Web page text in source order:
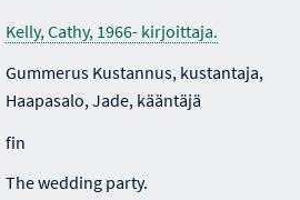
Kelly, Cathy, 1966- kirjoittaja.
Gummerus Kustannus, kustantaja,
Haapasalo, Jade, kääntäjä
fin
The wedding party.